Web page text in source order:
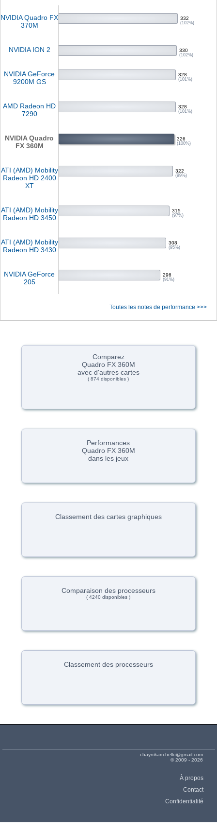
NVIDIA Quadro FX
370M
332
(102%)
NVIDIA ION 2 330
(102%)
NVIDIA GeForce
9200M GS
328
(101%)
AMD Radeon HD
7290
328
(101%)
NVIDIA Quadro
FX 360M
326
(100%)
ATI (AMD) Mobility
Radeon HD 2400
XT
322
(99%)
ATI (AMD) Mobility
Radeon HD 3450
315
(97%)
ATI (AMD) Mobility
Radeon HD 3430
308
(95%)
NVIDIA GeForce
205
296
(91%)
Toutes les notes de performance >>>
Comparez
Quadro FX 360M
avec d'autres cartes
( 874 disponibles )
Performances
Quadro FX 360M
dans les jeux
Classement des cartes graphiques
Comparaison des processeurs
( 4240 disponibles )
Classement des processeurs
chaynikam.hello@gmail.com
© 2009 - 2026
À propos
Contact
Confidentialité